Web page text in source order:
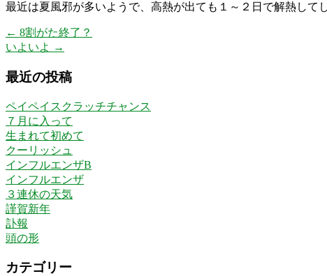
最近は夏風邪が多いようで、高熱が出ても１～２日で解熱して
← 8割がた終了？
いよいよ →
最近の投稿
ペイペイスクラッチチャンス
７月に入って
生まれて初めて
クーリッシュ
インフルエンザB
インフルエンザ
３連休の天気
謹賀新年
訃報
頭の形
カテゴリー